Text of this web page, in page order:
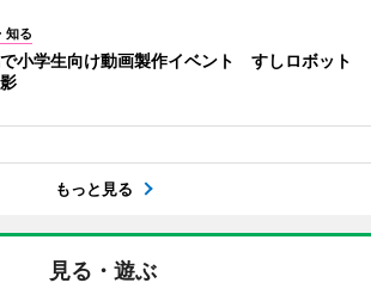
知る
小学生向け動画製作イベント すしロボット
もっと見る
見る・遊ぶ